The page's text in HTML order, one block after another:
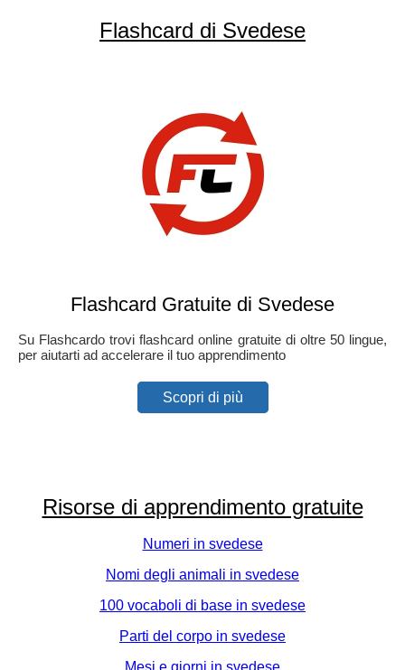
Flashcard di Svedese
Flashcard Gratuite di Svedese
Su Flashcardo trovi flashcard online gratuite di oltre 50 lingue,
per aiutarti ad accelerare il tuo apprendimento
Scopri di più
Risorse di apprendimento gratuite
Numeri in svedese
Nomi degli animali in svedese
100 vocaboli di base in svedese
Parti del corpo in svedese
Mesi e giorni in svedese